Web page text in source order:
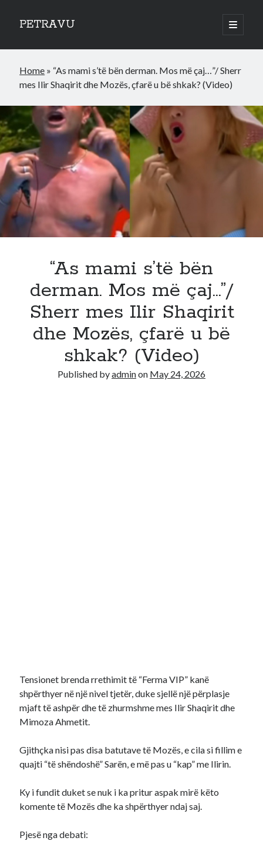
PETRAVU
open
primary
Sidebar
Bank
Credit Cards
World
Home » “As mami s’të bën derman. Mos më çaj…”/ Sherr
mes Ilir Shaqirit dhe Mozës, çfarë u bë shkak? (Video)
“As mami s’të bën
derman. Mos më çaj…”/
Sherr mes Ilir Shaqirit
dhe Mozës, çfarë u bë
shkak? (Video)
Published byadminon May 24, 2026
Tensionet brenda rrethimit të “Ferma VIP” kanë
shpërthyer në një nivel tjetër, duke sjellë një përplasje
mjaft të ashpër dhe të zhurmshme mes Ilir Shaqirit dhe
Mimoza Ahmetit.
Gjithçka nisi pas disa batutave të Mozës, e cila si fillim e
quajti “të shëndoshë” Sarën, e më pas u “kap” me Ilirin.
Ky i fundit duket se nuk i ka pritur aspak mirë këto
komente të Mozës dhe ka shpërthyer ndaj saj.
Pjesë nga debati: